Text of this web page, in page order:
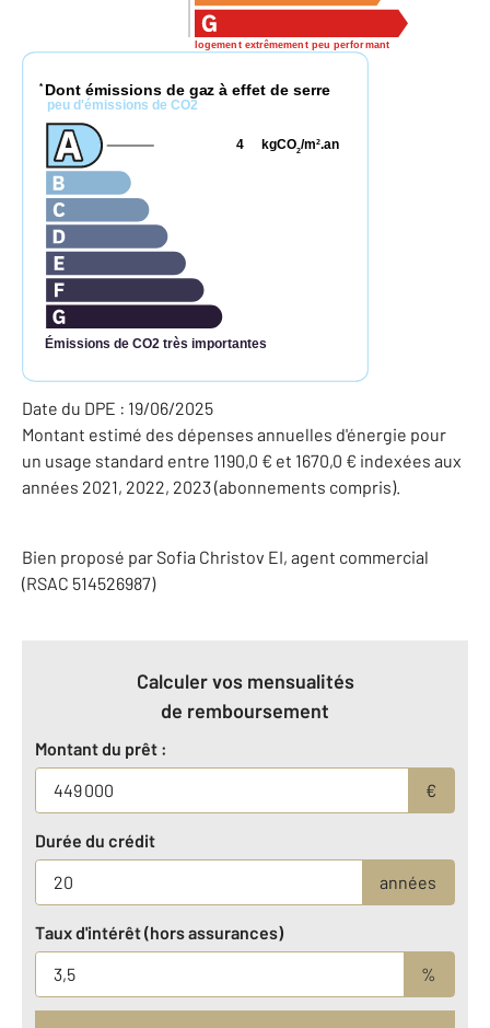
logement extrêmement peu performant
* Dont émissions de gaz à effet de serre
peu d'émissions de CO2
Émissions de CO2 très importantes
kgCO2/m2.an
4
Date du DPE : 19/06/2025
Montant estimé des dépenses annuelles d'énergie pour
un usage standard entre 1190,0 € et 1670,0 € indexées aux
années 2021, 2022, 2023 (abonnements compris).
Bien proposé parSofia Christov EI, agent commercial
(RSAC 514526987)
Calculer vos mensualités
de remboursement
Montant du prêt :
€
Durée du crédit
années
Taux d'intérêt (hors assurances)
%